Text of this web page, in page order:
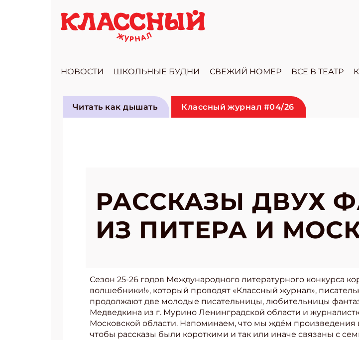
НОВОСТИ ШКОЛЬНЫЕ БУДНИ СВЕЖИЙ НОМЕР ВСЕ В ТЕАТР
Читать как дышать Классный журнал #04/26
РАССКАЗЫ ДВУХ
ИЗ ПИТЕРА И
Сезон 25-26 годов Международного литературного конкурса
волшебники!», который проводят «Классный журнал»,
продолжают две молодые писательницы, любительницы
Медведкина из г. Мурино Ленинградской области и
Московской области. Напоминаем, что мы ждём произведения
чтобы рассказы были короткими и так или иначе связаны с